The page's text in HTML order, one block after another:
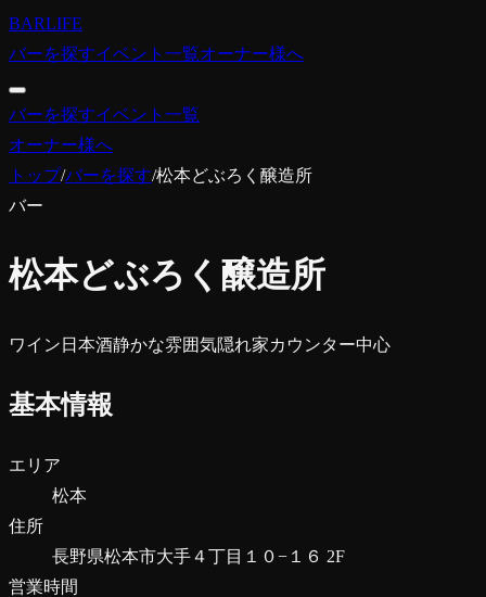
BARLIFE
バーを探すイベント一覧オーナー様へ
バーを探すイベント一覧
オーナー様へ
トップ/バーを探す/松本どぶろく醸造所
バー
松本どぶろく醸造所
ワイン 日本酒静かな雰囲気隠れ家カウンター中心
基本情報
エリア
松本
住所
長野県松本市大手４丁目１０−１６ 2F
営業時間